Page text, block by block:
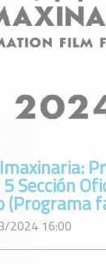
5 Sección
(Programa
2024 16:00